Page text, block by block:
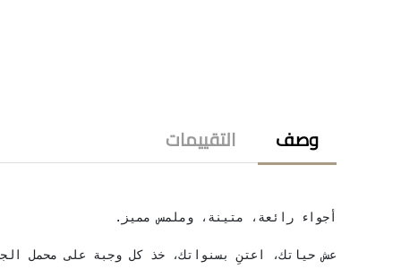
وصف التقييمات